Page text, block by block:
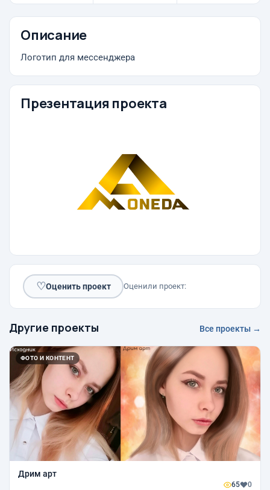
Описание
Логотип для мессенджера
Презентация проекта
♡Оценить проект Оценили проект:
Другие проекты Все проекты →
ФОТО И КОНТЕНТ
Дрим арт
65 0